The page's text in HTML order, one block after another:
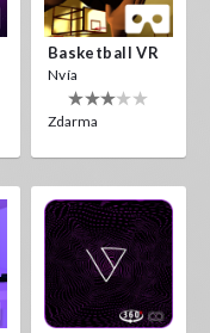
Basketball VR
Nvía
Zdarma